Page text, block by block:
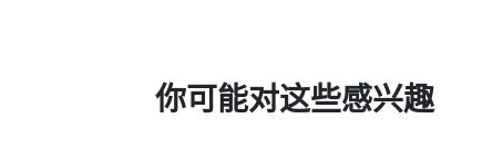
你可能对这些感兴趣